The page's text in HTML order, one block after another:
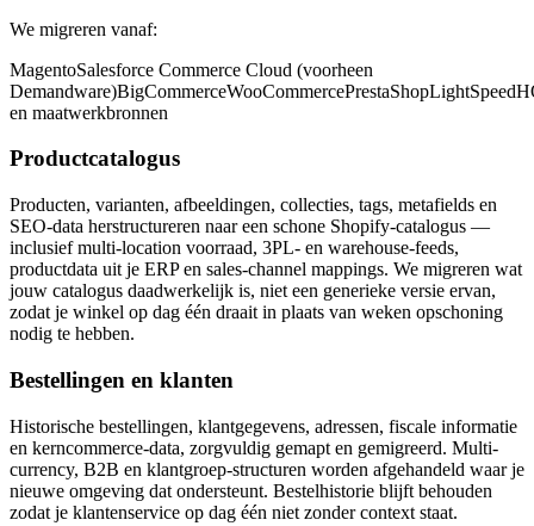
We migreren vanaf:
MagentoSalesforce Commerce Cloud (voorheen
Demandware)BigCommerceWooCommercePrestaShop
en maatwerkbronnen
Productcatalogus
Producten, varianten, afbeeldingen, collecties, tags, metafields en
SEO-data herstructureren naar een schone Shopify-catalogus —
inclusief multi-location voorraad, 3PL- en warehouse-feeds,
productdata uit je ERP en sales-channel mappings. We migreren wat
jouw catalogus daadwerkelijk is, niet een generieke versie ervan,
zodat je winkel op dag één draait in plaats van weken opschoning
nodig te hebben.
Bestellingen en klanten
Historische bestellingen, klantgegevens, adressen, fiscale informatie
en kerncommerce-data, zorgvuldig gemapt en gemigreerd. Multi-
currency, B2B en klantgroep-structuren worden afgehandeld waar je
nieuwe omgeving dat ondersteunt. Bestelhistorie blijft behouden
zodat je klantenservice op dag één niet zonder context staat.